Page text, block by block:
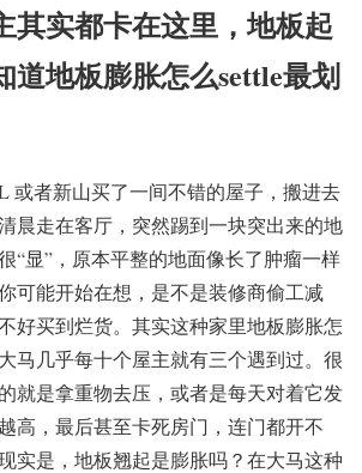
其实都卡在这里，地板起
道地板膨胀怎么settle最划
或者新山买了一间不错的屋子，搬进去
晨走在客厅，突然踢到一块突出来的地
“显”，原本平整的地面像长了肿瘤一样
可能开始在想，是不是装修商偷工减
好买到烂货。其实这种家里地板膨胀怎
马几乎每十个屋主就有三个遇到过。很
就是拿重物去压，或者是每天对着它发
高，最后甚至卡死房门，连门都开不
实是，地板翘起是膨胀吗？在大马这种